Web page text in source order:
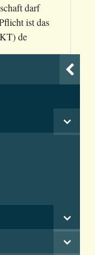
darf
ist das
de